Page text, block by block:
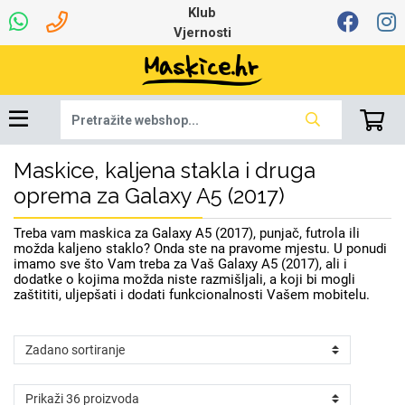
Klub
Vjernosti
Maskice, kaljena stakla i druga
oprema za Galaxy A5 (2017)
Treba vam maskica za Galaxy A5 (2017), punjač, futrola ili
možda kaljeno staklo? Onda ste na pravome mjestu. U ponudi
imamo sve što Vam treba za Vaš Galaxy A5 (2017), ali i
dodatke o kojima možda niste razmišljali, a koji bi mogli
zaštititi, uljepšati i dodati funkcionalnosti Vašem mobitelu.
Dinamo maskice za
mobitel
Robotski usisavači Stolne lampe
Najprodavanije -
TOP 100
Šarene maskice
Ljetna kolekcija Proljetna kolekcija
Univerzalna oprema
za tablet
7.0 - 8.0 inča 8.0 - 9.0 inča
Oprema za Lenovo
tablet
Apple Samsung
Igračke i ostalo
Selfie Stick Držači za auto
Punjači Bežični punjači
Mikrofoni Bluetooth slušalice
Pametni Satovi
Memorije i
memorijske kartice
Oprema za Smart
Watch
Auto Kamere
Podloga za miš Tipkovnice i miševi
mikrofoni
Punjači za laptope
Hladnjaci za laptop
Ruksaci i torbice Razno